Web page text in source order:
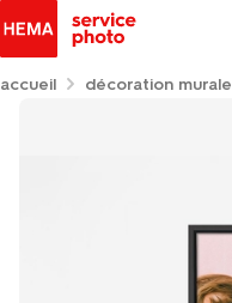
accueil décoration murale